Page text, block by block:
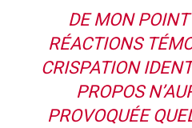
DE MON POINT
RÉACTIONS
CRISPATION
PROPOS
PROVOQUÉE